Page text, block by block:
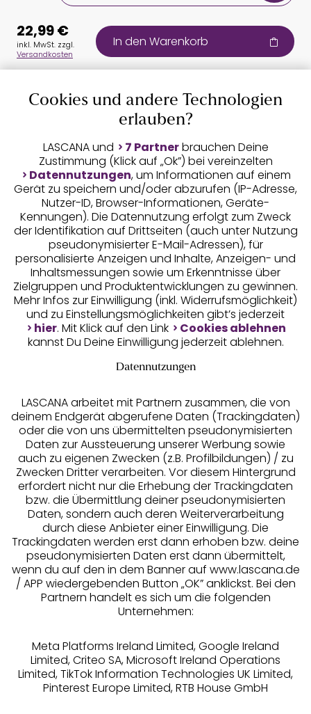
Auszeichnungen
Geprüfte Sicherheit
Unsere Apps
Services
Beratung
Über uns
Rechtliches
Alle Preise inkl. MwSt., zzgl.
Versandkosten
22,99 €
inkl. MwSt. zzgl.
Versandkosten
In den Warenkorb
Cookies und andere Technologien
erlauben?
LASCANA und 7 Partnerbrauchen Deine
Zustimmung (Klick auf „Ok”) bei vereinzelten
Datennutzungen, um Informationen auf einem
Gerät zu speichern und/oder abzurufen (IP-Adresse,
Nutzer-ID, Browser-Informationen, Geräte-
Kennungen). Die Datennutzung erfolgt zum Zweck
der Identifikation auf Drittseiten (auch unter Nutzung
pseudonymisierter E-Mail-Adressen), für
personalisierte Anzeigen und Inhalte, Anzeigen- und
Inhaltsmessungen sowie um Erkenntnisse über
Zielgruppen und Produktentwicklungen zu gewinnen.
Mehr Infos zur Einwilligung (inkl. Widerrufsmöglichkeit)
und zu Einstellungsmöglichkeiten gibt’s jederzeit
hier. Mit Klick auf den Link
Cookies ablehnen
kannst Du Deine Einwilligung jederzeit ablehnen.
Datennutzungen
LASCANA arbeitet mit Partnern zusammen, die von
deinem Endgerät abgerufene Daten (Trackingdaten)
oder die von uns übermittelten pseudonymisierten
Daten zur Aussteuerung unserer Werbung sowie
auch zu eigenen Zwecken (z.B. Profilbildungen) / zu
Zwecken Dritter verarbeiten. Vor diesem Hintergrund
erfordert nicht nur die Erhebung der Trackingdaten
bzw. die Übermittlung deiner pseudonymisierten
Daten, sondern auch deren Weiterverarbeitung
durch diese Anbieter einer Einwilligung. Die
Trackingdaten werden erst dann erhoben bzw. deine
pseudonymisierten Daten erst dann übermittelt,
wenn du auf den in dem Banner auf www.lascana.de
/ APP wiedergebenden Button „OK” anklickst. Bei den
Partnern handelt es sich um die folgenden
Unternehmen:
Meta Platforms Ireland Limited, Google Ireland
Limited, Criteo SA, Microsoft Ireland Operations
Limited, TikTok Information Technologies UK Limited,
Pinterest Europe Limited, RTB House GmbH